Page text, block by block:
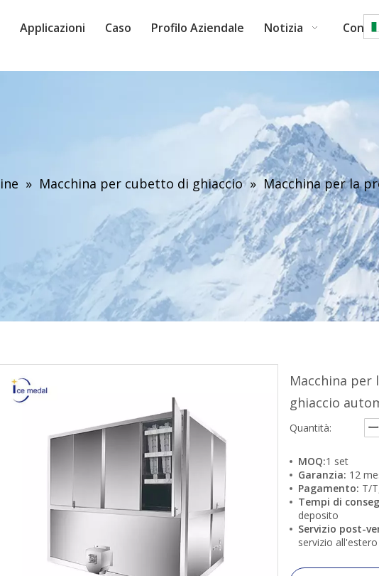
Applicazioni Caso Profilo Aziendale Notizia
» Macchina per cubetto di ghiaccio » Macchina per la
Macchina
ghiaccio
Quantità:
MOQ:1 set
Garanzia: 12
Pagamento: T/
Tempi di
deposito
Servizio post-
servizio all'estero